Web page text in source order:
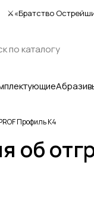
⚔«Братство
Профиль К4